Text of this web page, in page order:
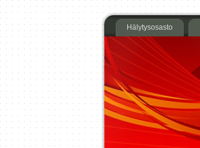
Hälytysosasto